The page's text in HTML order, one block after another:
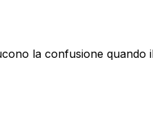
la confusione quando